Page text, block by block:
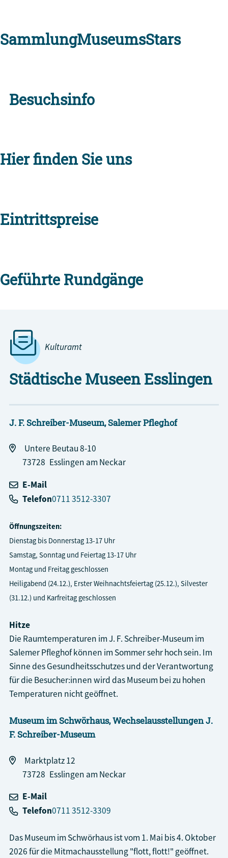
SammlungMuseumsStars
Besuchsinfo
Hier finden Sie uns
Eintrittspreise
Geführte Rundgänge
Kulturamt
Städtische Museen Esslingen
J. F. Schreiber-Museum, Salemer Pfleghof
Untere Beutau 8-10
73728 Esslingen am Neckar
E-Mail
Telefon0711 3512-3307
Öffnungszeiten:
Dienstag bis Donnerstag 13-17 Uhr
Samstag, Sonntag und Feiertag 13-17 Uhr
Montag und Freitag geschlossen
Heiligabend (24.12.), Erster Weihnachtsfeiertag (25.12.), Silvester
(31.12.) und Karfreitag geschlossen
Hitze
Die Raumtemperaturen im J. F. Schreiber-Museum im
Salemer Pfleghof können im Sommer sehr hoch sein. Im
Sinne des Gesundheitsschutzes und der Verantwortung
für die Besucher:innen wird das Museum bei zu hohen
Temperaturen nicht geöffnet.
Museum im Schwörhaus, Wechselausstellungen J.
F. Schreiber-Museum
Marktplatz 12
73728 Esslingen am Neckar
E-Mail
Telefon0711 3512-3309
Das Museum im Schwörhaus ist vom 1. Mai bis 4. Oktober
2026 für die Mitmachausstellung "flott, flott!" geöffnet.